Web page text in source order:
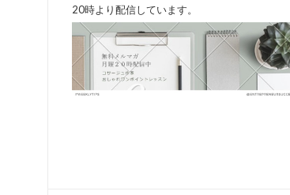
20時より配信しています。